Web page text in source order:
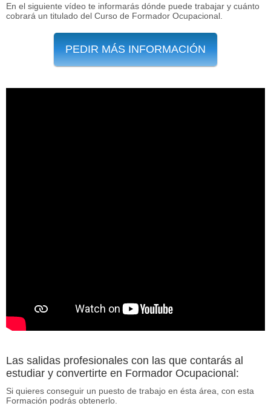
En el siguiente vídeo te informarás dónde puede trabajar y cuánto
cobrará un titulado del Curso de Formador Ocupacional.
PEDIR MÁS INFORMACIÓN
Las salidas profesionales con las que contarás al
estudiar y convertirte en Formador Ocupacional:
Si quieres conseguir un puesto de trabajo en ésta área, con esta
Formación podrás obtenerlo.